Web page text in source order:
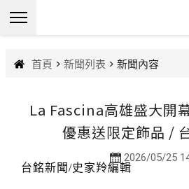
首頁 > 新聞列表 > 新聞內容
La Fascina高雄盛大開
優惠送限定飾品 /
2026/05/25
台銘新聞/史家羚編輯